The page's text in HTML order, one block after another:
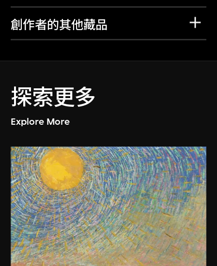
創作者的其他藏品
探索更多
Explore More